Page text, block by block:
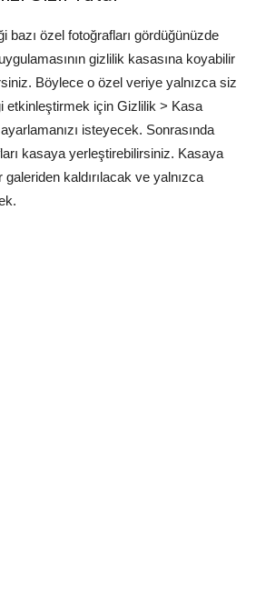
bazı özel fotoğrafları gördüğünüzde
gizlilik kasasına koyabilir
Böylece o özel veriye yalnızca siz
etkinleştirmek için Gizlilik > Kasa
isteyecek. Sonrasında
kasaya yerleştirebilirsiniz. Kasaya
kaldırılacak ve yalnızca